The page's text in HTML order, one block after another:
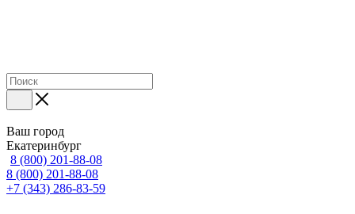
Ваш город
Екатеринбург
8 (800) 201-88-08
8 (800) 201-88-08
+7 (343) 286-83-59